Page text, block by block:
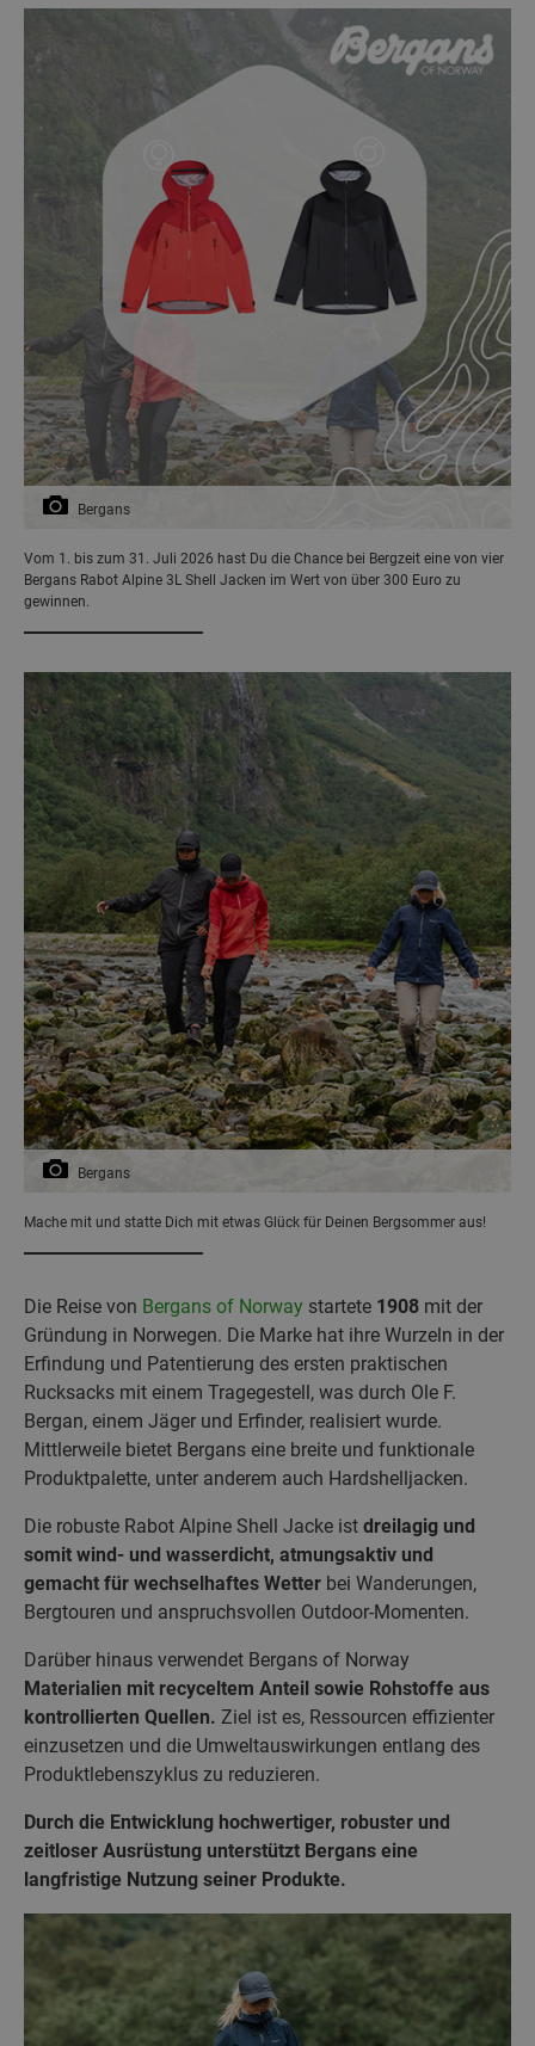
Bergans
Vom 1. bis zum 31. Juli 2026 hast Du die Chance bei Bergzeit eine von vier
Bergans Rabot Alpine 3L Shell Jacken im Wert von über 300 Euro zu
gewinnen.
Bergans
Mache mit und statte Dich mit etwas Glück für Deinen Bergsommer aus!
Die Reise von Bergans of Norway startete 1908 mit der
Gründung in Norwegen. Die Marke hat ihre Wurzeln in der
Erfindung und Patentierung des ersten praktischen
Rucksacks mit einem Tragegestell, was durch Ole F.
Bergan, einem Jäger und Erfinder, realisiert wurde.
Mittlerweile bietet Bergans eine breite und funktionale
Produktpalette, unter anderem auch Hardshelljacken.
Die robuste Rabot Alpine Shell Jacke ist dreilagig und
somit wind- und wasserdicht, atmungsaktiv und
gemacht für wechselhaftes Wetter bei Wanderungen,
Bergtouren und anspruchsvollen Outdoor-Momenten.
Darüber hinaus verwendet Bergans of Norway
Materialien mit recyceltem Anteil sowie Rohstoffe aus
kontrollierten Quellen. Ziel ist es, Ressourcen effizienter
einzusetzen und die Umweltauswirkungen entlang des
Produktlebenszyklus zu reduzieren.
Durch die Entwicklung hochwertiger, robuster und
zeitloser Ausrüstung unterstützt Bergans eine
langfristige Nutzung seiner Produkte.